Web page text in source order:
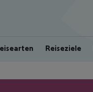
Reiseziele